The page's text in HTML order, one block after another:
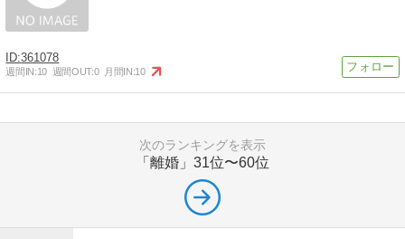
361078
週間IN:10 週間OUT:0 月間IN:10
次のランキングを表示
「離婚」 31位〜60位